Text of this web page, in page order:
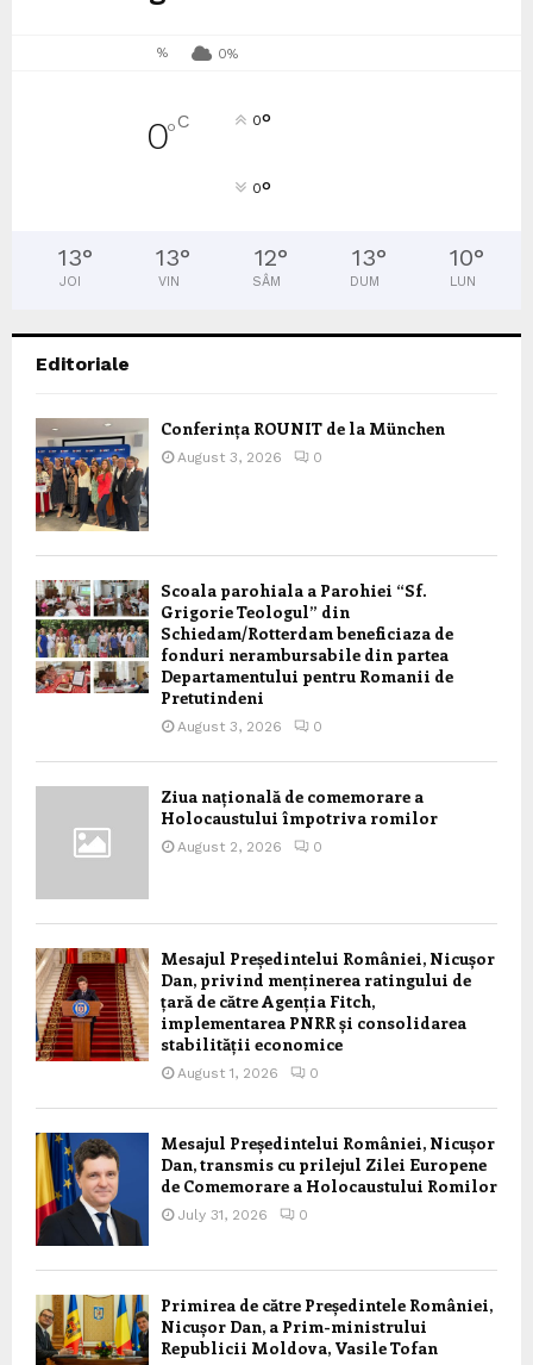
% 0%
0°C 0°
0°
13°
JOI
13°
VIN
12°
SÂM
13°
DUM
10°
LUN
Editoriale
Conferința ROUNIT de la München
August 3, 2026 0
Scoala parohiala a Parohiei “Sf.
Grigorie Teologul” din
Schiedam/Rotterdam beneficiaza de
fonduri nerambursabile din partea
Departamentului pentru Romanii de
Pretutindeni
August 3, 2026 0
Ziua națională de comemorare a
Holocaustului împotriva romilor
August 2, 2026 0
Mesajul Președintelui României, Nicușor
Dan, privind menținerea ratingului de
țară de către Agenția Fitch,
implementarea PNRR și consolidarea
stabilității economice
August 1, 2026 0
Mesajul Președintelui României, Nicușor
Dan, transmis cu prilejul Zilei Europene
de Comemorare a Holocaustului Romilor
July 31, 2026 0
Primirea de către Președintele României,
Nicușor Dan, a Prim-ministrului
Republicii Moldova, Vasile Tofan